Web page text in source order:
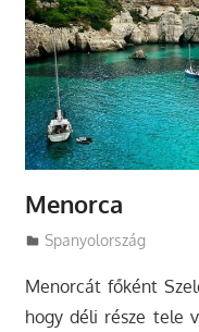
Menorca
Utazasok.org
Spanyolország
Menorcát főként
hogy déli része tele